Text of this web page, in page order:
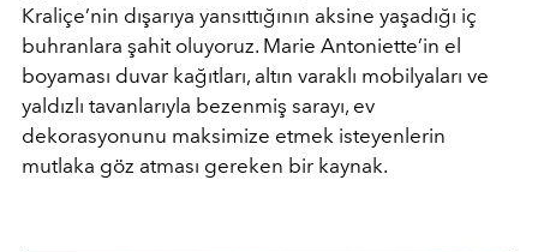
Kraliçe’nin dışarıya yansıttığının aksine yaşadığı iç
buhranlara şahit oluyoruz. Marie Antoniette’in el
boyaması duvar kağıtları, altın varaklı mobilyaları ve
yaldızlı tavanlarıyla bezenmiş sarayı, ev
dekorasyonunu maksimize etmek isteyenlerin
mutlaka göz atması gereken bir kaynak.